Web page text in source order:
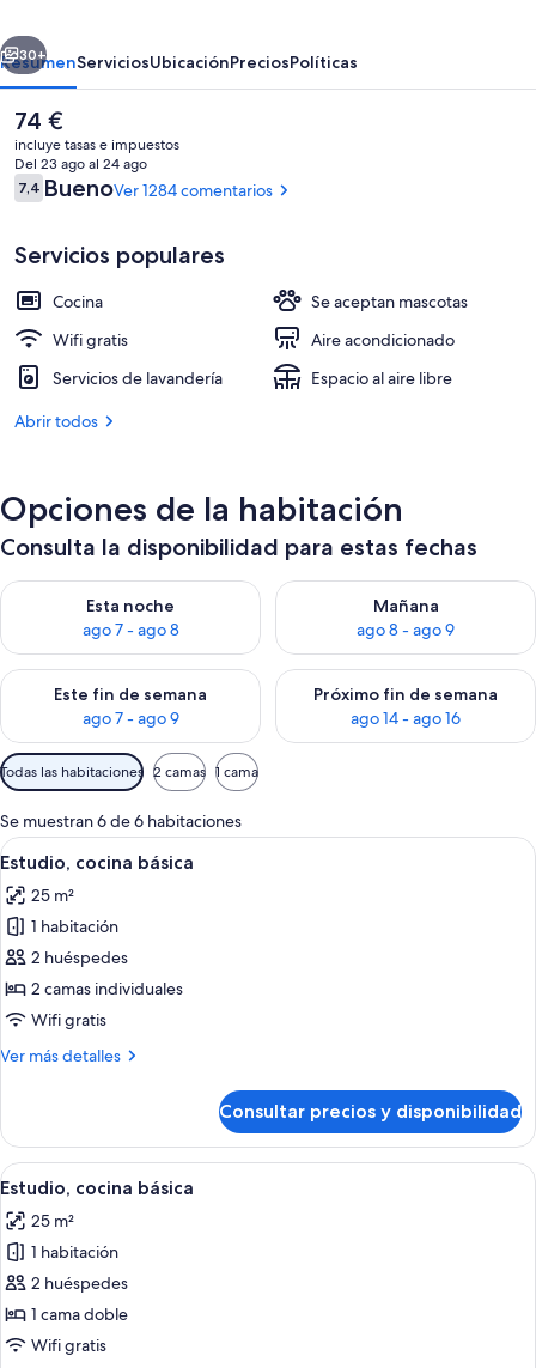
Se ofrece un desayuno bufé todos
Siguiente
30+
ResumenServiciosUbicaciónPreciosPolíticas
El
precio
actual
es
de
74 €
incluye tasas e impuestos
Del 23 ago al 24 ago
Comentarios
7,47,4 de 10
BuenoVer 1284 comentarios
Servicios populares
Cocina
Se aceptan mascotas
Wifi gratis
Aire acondicionado
Servicios de lavandería
Espacio al aire libre
Abrir todos
Opciones de la habitación
Consulta la disponibilidad para estas fechas
Esta noche
ago 7 - ago 8
Consulta la disponibilidad para esta noche, ago 7 - ago 8
Mañana
ago 8 - ago 9
Consulta la disponibilidad
Este fin de semana
ago 7 - ago 9
Consulta la disponibilidad para este fin de semana, ago 7 -
Próximo fin de semana
ago 14 - ago 16
Consulta la disponibilidad
Filtros
disponibles
para
las
habitaciones
Todas las habitaciones 2 camas 1 cama
Se muestran 6 de 6 habitaciones
Abrir
todas
las
fotos
de
Estudio,
cocina
Un dormitorio con cama, escritorio y
6
Estudio, cocina básica
25 m²
1 habitación
2 huéspedes
2 camas individuales
Wifi gratis
Ver más detalles
Más
cocina
básica
Consultar precios y disponibilidad
Abrir
todas
las
fotos
de
Estudio,
cocina
Una habitación de hotel moderna
6
Estudio, cocina básica
25 m²
1 habitación
2 huéspedes
1 cama doble
Wifi gratis